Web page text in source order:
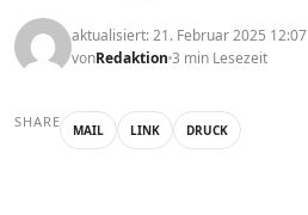
aktualisiert: 21. Februar 2025 12:07
vonRedaktion 3 min Lesezeit
SHARE MAIL LINK DRUCK